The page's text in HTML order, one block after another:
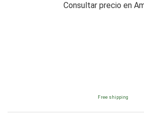
Consultar precio en
Free shipping